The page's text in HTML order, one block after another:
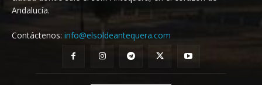
Andalucía.
Contáctenos: info@elsoldeantequera.com